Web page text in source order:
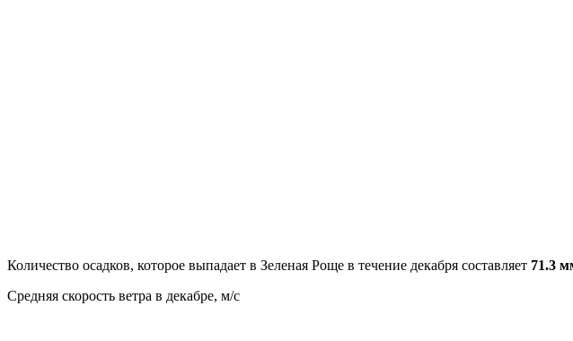
Количество осадков, которое выпадает в Зеленая Роще в течение декабря составляет 71.3
Средняя скорость ветра в декабре, м/с